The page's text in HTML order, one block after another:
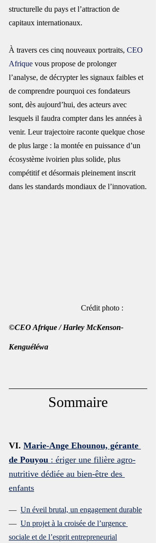
structurelle du pays et l’attraction de
capitaux internationaux.
À travers ces cinq nouveaux portraits, CEO
Afrique vous propose de prolonger
l’analyse, de décrypter les signaux faibles et
de comprendre pourquoi ces fondateurs
sont, dès aujourd’hui, des acteurs avec
lesquels il faudra compter dans les années à
venir. Leur trajectoire raconte quelque chose
de plus large : la montée en puissance d’un
écosystème ivoirien plus solide, plus
compétitif et désormais pleinement inscrit
dans les standards mondiaux de l’innovation.
                                     Crédit photo :
©CEO Afrique / Harley McKenson-
Kenguéléwa
Sommaire
VI. Marie-Ange Ehounou, gérante
de Pouyou : ériger une filière agro-
nutritive dédiée au bien-être des
enfants
— Un éveil brutal, un engagement durable
— Un projet à la croisée de l’urgence
sociale et de l’esprit entrepreneurial